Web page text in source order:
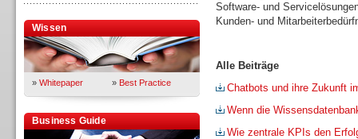
Wissen
» Whitepaper » Best Practice
Business Guide
Software- und
Kunden- und
Alle Beiträge
Chatbots und ihre Zukunft
Wenn die
Wie zentrale KPIs den